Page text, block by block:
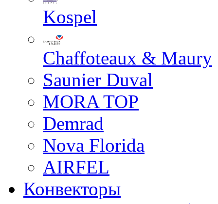
Kospel
Chaffoteaux & Maury
Saunier Duval
MORA TOP
Demrad
Nova Florida
AIRFEL
Конвекторы